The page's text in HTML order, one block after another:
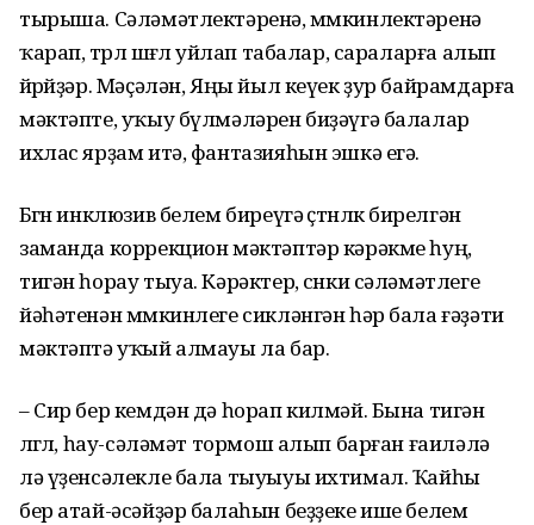
тырыша. Сәләмәт­лектәренә, мөмкин­лектәренә
ҡарап, төрлө шөғөл уйлап табалар, сараларға алып
йөрөйҙәр. Мәҫәлән, Яңы йыл кеүек ҙур байрамдарға
мәктәпте, уҡыу бүлмәләрен биҙәүгә балалар
ихлас ярҙам итә, фантазияһын эшкә егә.
Бөгөн инклюзив белем биреүгә өҫтөнлөк бирелгән
заманда коррекцион мәктәптәр кәрәкме һуң,
тигән һорау тыуа. Кәрәктер, сөнки сәләмәтлеге
йәһәтенән мөмкинлеге сикләнгән һәр бала ғәҙәти
мәктәптә уҡый алмауы ла бар.
– Сир бер кемдән дә һорап килмәй. Бына тигән
өлгөлө, һау-сәләмәт тормош алып барған ғаиләлә
лә үҙенсәлекле бала тыуыуы ихтимал. Ҡайһы
бер атай-әсәйҙәр балаһын беҙҙеке ише белем